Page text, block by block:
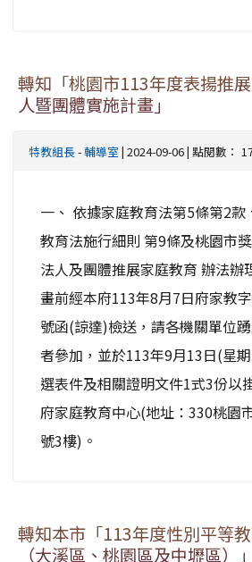
轉知「桃園市113年度表揚推
人暨團體實施計畫」
特教組長-輔導室 | 2024-09-06 | 點閱數：
一、 依據家庭教育法第5條第2
教育法施行細則 第9條及桃園市
法人及團體推展家庭教育 辦法辦
畫前經本府113年8月7日府家教
號函(諒達)檢送，請各機關單位
者參加，並於113年9月13日(星
選表件及相關證明文件1式3份以
府家庭教育中心(地址：330桃園
號3樓)。
轉知本市「113年度性別平等
（大溪區、桃園區及中壢區）」